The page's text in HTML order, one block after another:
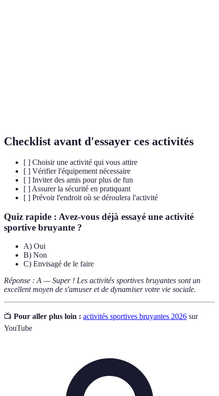
Checklist avant d'essayer ces activités
[ ] Choisir une activité qui vous attire
[ ] Vérifier l'équipement nécessaire
[ ] Inviter des amis pour plus de fun
[ ] Assurer la sécurité en pratiquant
[ ] Prévoir l'endroit où se déroulera l'activité
Quiz rapide : Avez-vous déjà essayé une activité
sportive bruyante ?
A) Oui
B) Non
C) Envisagé de le faire
Réponse : A — Super ! Les activités sportives bruyantes sont un
excellent moyen de s'amuser et de dynamiser votre vie sociale.
📺 Pour aller plus loin : activités sportives bruyantes 2026 sur
YouTube